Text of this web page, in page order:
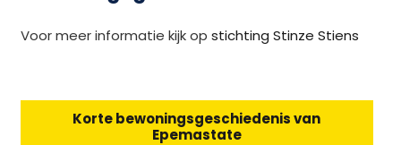
Voor meer informatie kijk op stichting Stinze Stiens
Korte bewoningsgeschiedenis van
Epemastate